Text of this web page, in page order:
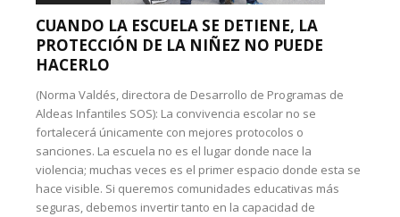
CUANDO LA ESCUELA SE DETIENE, LA
PROTECCIÓN DE LA NIÑEZ NO PUEDE
HACERLO
(Norma Valdés, directora de Desarrollo de Programas de
Aldeas Infantiles SOS): La convivencia escolar no se
fortalecerá únicamente con mejores protocolos o
sanciones. La escuela no es el lugar donde nace la
violencia; muchas veces es el primer espacio donde esta se
hace visible. Si queremos comunidades educativas más
seguras, debemos invertir tanto en la capacidad de